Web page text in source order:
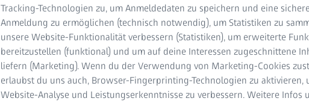
Minimierung von
Gutes Signal-
Geringstes
Tracking-Technologien zu, um Anmeldedaten zu speichern und eine sichere
Anmeldung zu ermöglichen (technisch notwendig), um Statistiken zu
unsere Website-Funktionalität verbessern (Statistiken), um erweiterte
bereitzustellen (funktional) und um auf deine Interessen zugeschnittene
liefern (Marketing). Wenn du der Verwendung von Marketing-Cookies
erlaubst du uns auch, Browser-Fingerprinting-Technologien zu aktivieren,
Website-Analyse und Leistungserkenntnisse zu verbessern. Weitere Infos